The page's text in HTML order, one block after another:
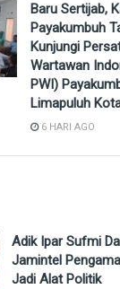
Baru Sertijab,
Payakumbuh
Kunjungi
Wartawan
PWI)
Limapuluh
6 HARI AGO
Adik Ipar Sufmi
Jamintel
Jadi Alat Politik